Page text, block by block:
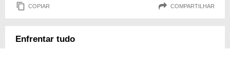
COPIAR COMPARTILHAR
Enfrentar tudo